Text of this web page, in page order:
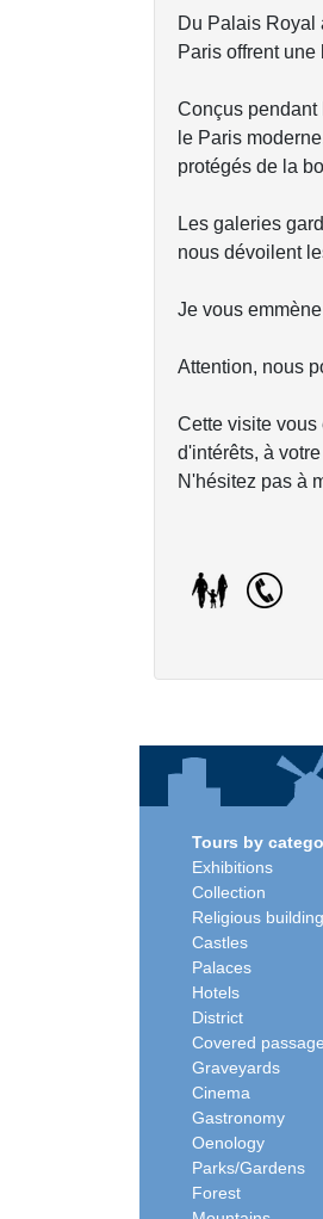
Du Palais Royal
Paris offrent
Conçus pendant
le Paris
protégés de la
Les galeries
nous dévoilent
Je vous
Attention, nous
Cette visite vous
d'intérêts, à
N'hésitez pas à
Tours by
Exhibitions
Collection
Religious
Castles
Palaces
Hotels
District
Covered
Graveyards
Cinema
Gastronomy
Oenology
Parks/Gardens
Forest